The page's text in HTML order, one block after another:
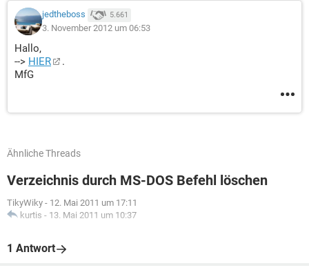
jedtheboss 5.661
3. November 2012 um 06:53
Hallo,
--> HIER
.
MfG
Ähnliche Threads
Verzeichnis durch MS-DOS Befehl löschen
TikyWiky - 12. Mai 2011 um 17:11
kurtis - 13. Mai 2011 um 10:37
1 Antwort